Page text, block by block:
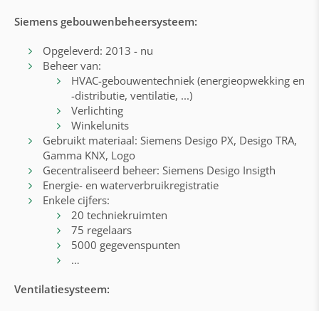
Siemens gebouwenbeheersysteem:
Opgeleverd: 2013 - nu
Beheer van:
HVAC-gebouwentechniek (energieopwekking en
-distributie, ventilatie, ...)
Verlichting
Winkelunits
Gebruikt materiaal: Siemens Desigo PX, Desigo TRA,
Gamma KNX, Logo
Gecentraliseerd beheer: Siemens Desigo Insigth
Energie- en waterverbruikregistratie
Enkele cijfers:
20 techniekruimten
75 regelaars
5000 gegevenspunten
…
Ventilatiesysteem: